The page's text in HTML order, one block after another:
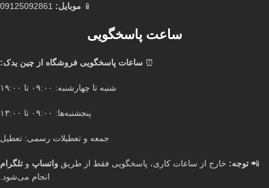
📱 موبایل:
ساعت پاسخگویی
⏰ ساعات پاسخگویی فروشگاه از چین یدک:
شنبه تا چهارشنبه: ۰۹:۰۰ تا ۱۹:۰۰
پنجشنبه‌ها: ۰۹:۰۰ تا ۱۳:۰۰
جمعه و تعطیلات رسمی: تعطیل
📲 توجه: خارج از ساعات کاری، پاسخگویی فقط از طریق واتساپ و تلگرام
انجام می‌شود.